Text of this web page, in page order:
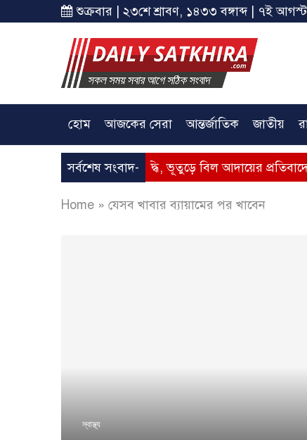
শুক্রবার | ২৩শে শ্রাবণ, ১৪৩৩ বঙ্গাব্দ | ৭ই
হোম আজকের সেরা আন্তর্জাতিক জাতীয়
সর্বশেষ সংবাদ-
– গ্যাসের মূল্যবৃদ্ধি, ভূতুড়ে বিল আদায়ের প্রতিবাদে সাতক্ষীরায়
Home » যেসব খাবার ব্যায়ামের পর খাবেন
স্বাস্থ্য